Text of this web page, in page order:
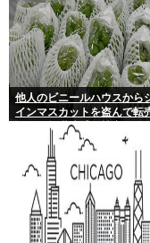
他人のビニールハウスから
インマスカットを盗んで転
ていた無職逮捕！被害100万